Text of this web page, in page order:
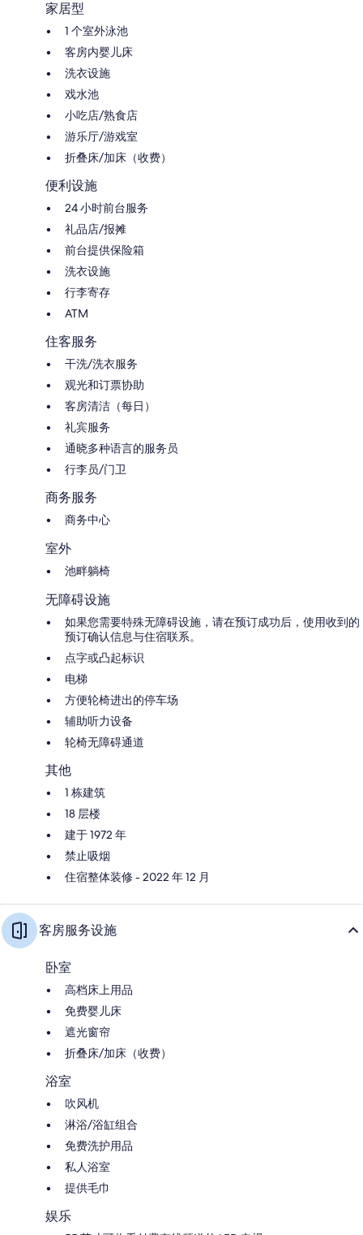
家居型
1 个室外泳池
客房内婴儿床
洗衣设施
戏水池
小吃店/熟食店
游乐厅/游戏室
折叠床/加床（收费）
便利设施
24 小时前台服务
礼品店/报摊
前台提供保险箱
洗衣设施
行李寄存
ATM
住客服务
干洗/洗衣服务
观光和订票协助
客房清洁（每日）
礼宾服务
通晓多种语言的服务员
行李员/门卫
商务服务
商务中心
室外
池畔躺椅
无障碍设施
如果您需要特殊无障碍设施，请在预订成功后，使用收到的
预订确认信息与住宿联系。
点字或凸起标识
电梯
方便轮椅进出的停车场
辅助听力设备
轮椅无障碍通道
其他
1 栋建筑
18 层楼
建于 1972 年
禁止吸烟
住宿整体装修 - 2022 年 12 月
客房服务设施
卧室
高档床上用品
免费婴儿床
遮光窗帘
折叠床/加床（收费）
浴室
吹风机
淋浴/浴缸组合
免费洗护用品
私人浴室
提供毛巾
娱乐